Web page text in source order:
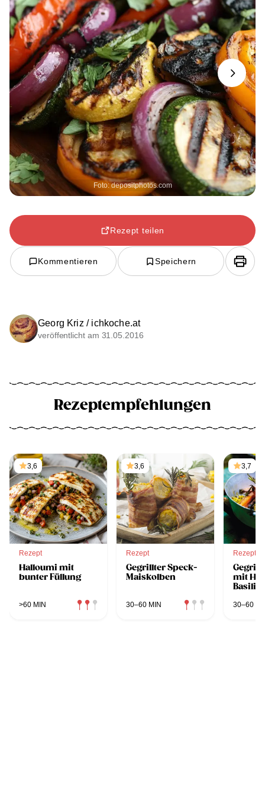
Foto: depositphotos.com
Next
Rezept teilen
Kommentieren Speichern
Georg Kriz / ichkoche.at
veröffentlicht am 31.05.2016
Rezeptempfehlungen
3,6
Rezept
Halloumi mit
bunter Füllung
>60 MIN
3,6
Rezept
Gegrillter Speck-
Maiskolben
30–60 MIN
3,7
Rezept
mit
30–60